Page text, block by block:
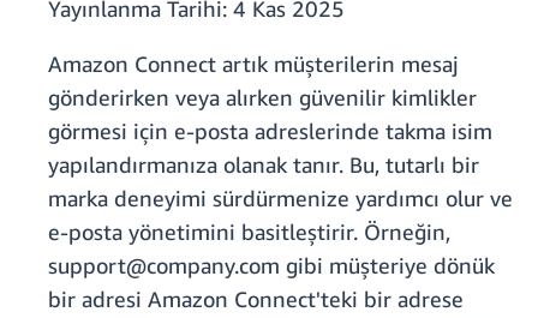
Yayınlanma Tarihi: 4 Kas 2025
Amazon Connect artık müşterilerin mesaj
gönderirken veya alırken güvenilir kimlikler
görmesi için e-posta adreslerinde takma isim
yapılandırmanıza olanak tanır. Bu, tutarlı bir
marka deneyimi sürdürmenize yardımcı olur ve
e-posta yönetimini basitleştirir. Örneğin,
support@company.com gibi müşteriye dönük
bir adresi Amazon Connect'teki bir adrese